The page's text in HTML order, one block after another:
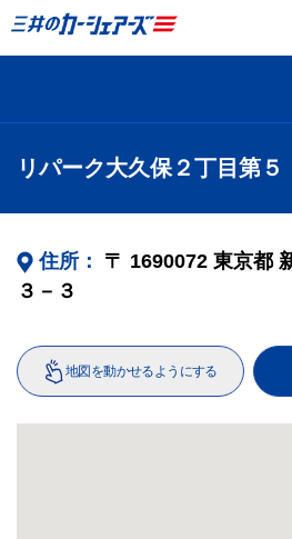
リパーク大久保２丁目第５
住所： 〒 1690072 東京都
３－３
地図を動かせるようにする